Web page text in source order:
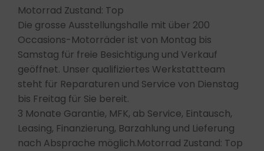
Motorrad Zustand: Top
Die grosse Ausstellungshalle mit über 200
Occasions-Motorräder ist von Montag bis
Samstag für freie Besichtigung und Verkauf
geöffnet. Unser qualifiziertes Werkstattteam
steht für Reparaturen und Service von Dienstag
bis Freitag für Sie bereit.
3 Monate Garantie, MFK, ab Service, Eintausch,
Leasing, Finanzierung, Barzahlung und Lieferung
nach Absprache möglich.Motorrad Zustand: Top